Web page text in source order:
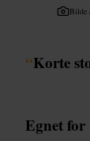
Bilde
“Korte
Egnet for